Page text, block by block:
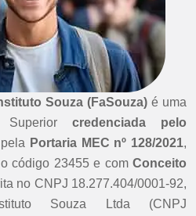
Souza (FaSouza) é uma
Superior credenciada pelo
pela Portaria MEC nº 128/2021,
código 23455 e com Conceito
no CNPJ 18.277.404/0001-92,
Souza Ltda (CNPJ